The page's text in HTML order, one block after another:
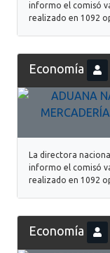
informo el comisó
realizado en 1092
Economía
La directora
informo el comisó
realizado en 1092
Economía